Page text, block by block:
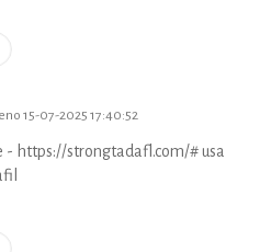
15-07-2025 17:40:52
- https://strongtadafl.com/# usa